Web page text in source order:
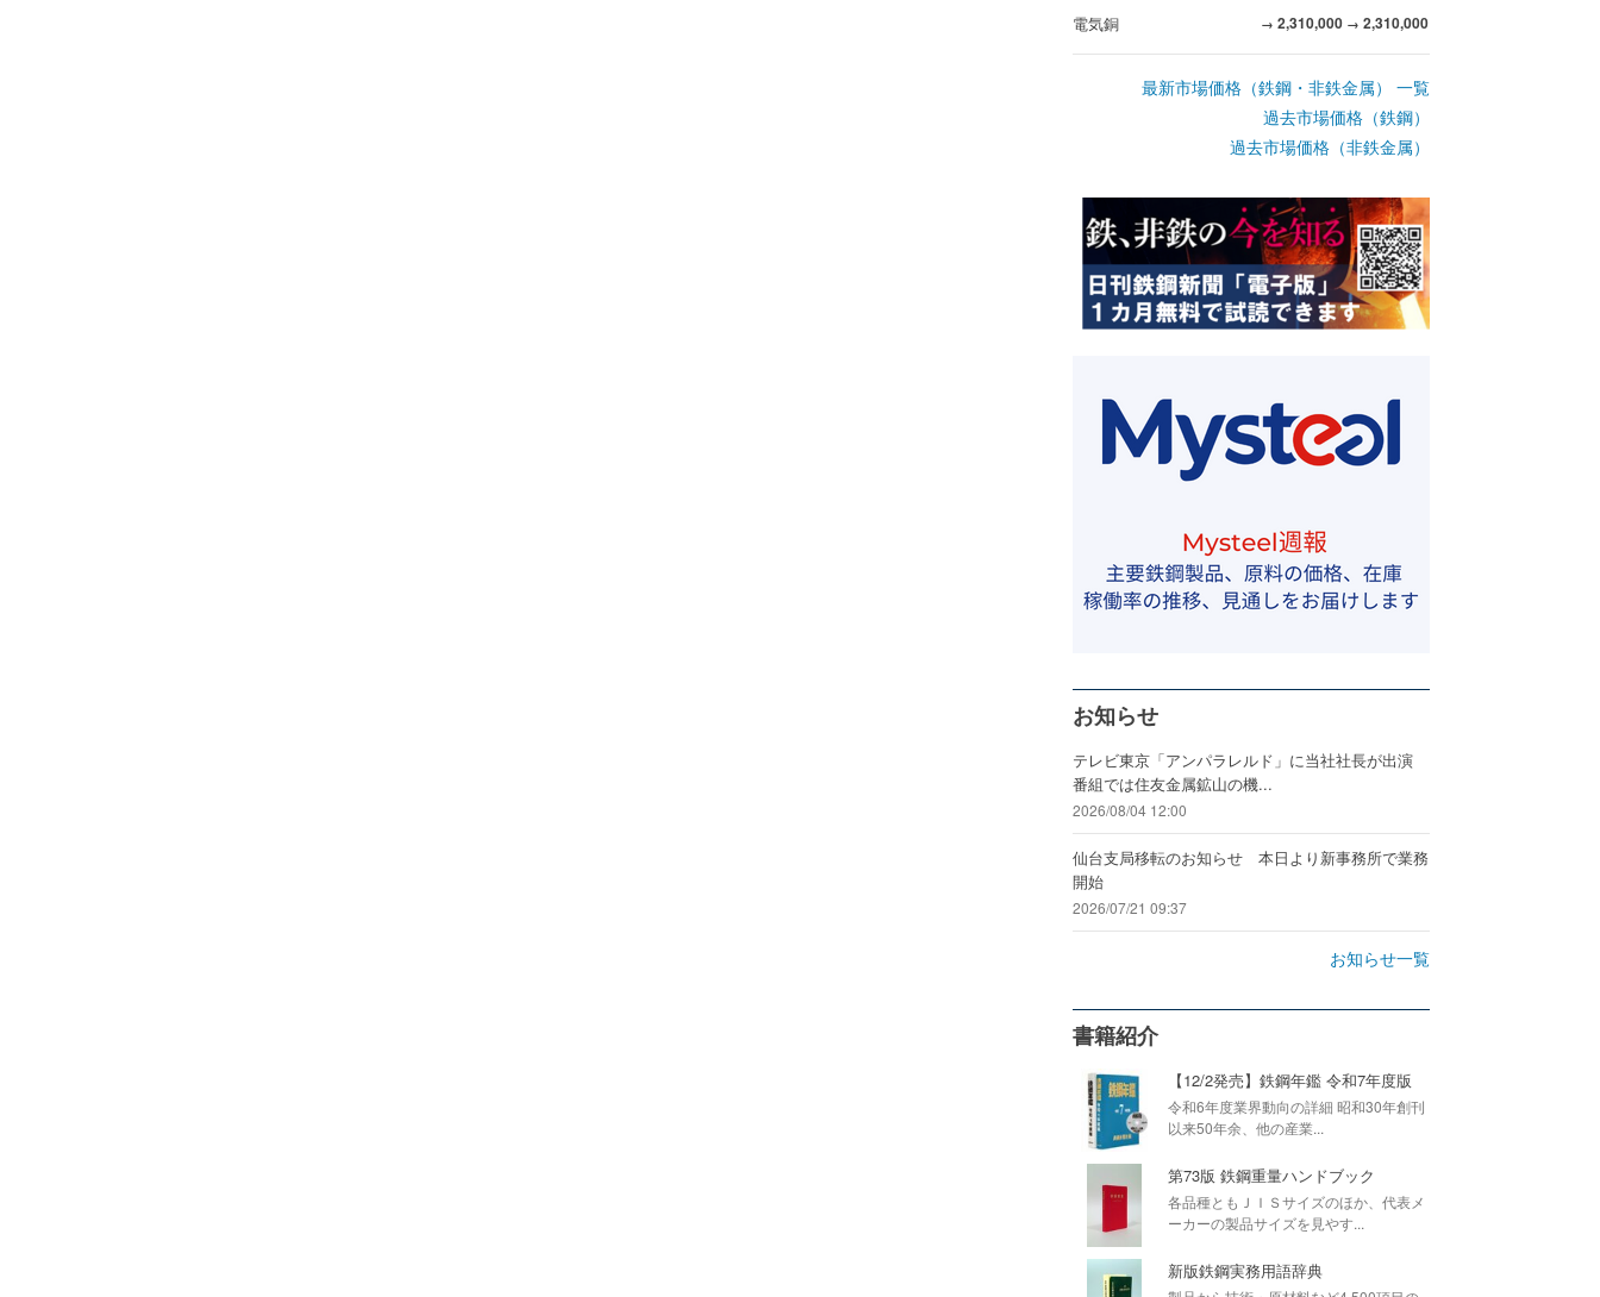
電気銅 → 2,310,000 → 2,310,000
最新市場価格（鉄鋼・非鉄金属） 一覧
過去市場価格（鉄鋼）
過去市場価格（非鉄金属）
お知らせ
テレビ東京「アンパラレルド」に当社社長が出演
番組では住友金属鉱山の機...
2026/08/04 12:00
仙台支局移転のお知らせ 本日より新事務所で業務
開始
2026/07/21 09:37
お知らせ一覧
書籍紹介
【12/2発売】鉄鋼年鑑 令和7年度版
令和6年度業界動向の詳細 昭和30年創刊
以来50年余、他の産業...
第73版 鉄鋼重量ハンドブック
各品種ともＪＩＳサイズのほか、代表メ
ーカーの製品サイズを見やす...
新版鉄鋼実務用語辞典